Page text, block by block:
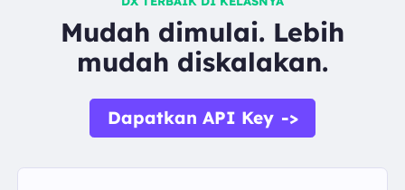
Mudah dimulai. Lebih
mudah diskalakan.
Dapatkan API Key ->